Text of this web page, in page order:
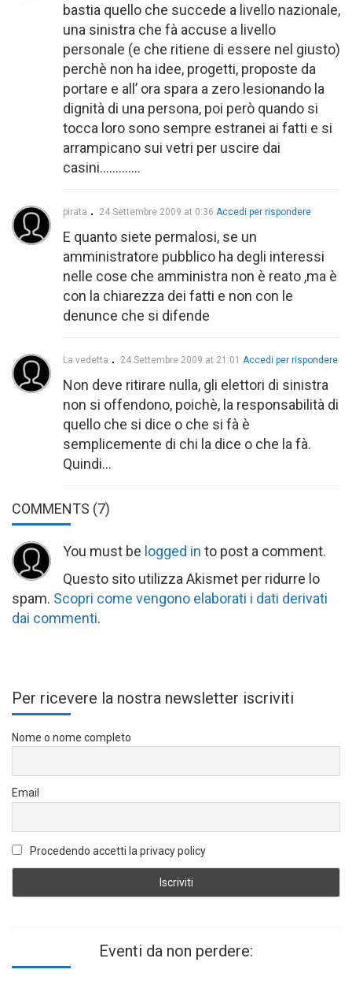
bastia quello che succede a livello nazionale,
una sinistra che fà accuse a livello
personale (e che ritiene di essere nel giusto)
perchè non ha idee, progetti, proposte da
portare e all’ ora spara a zero lesionando la
dignità di una persona, poi però quando si
tocca loro sono sempre estranei ai fatti e si
arrampicano sui vetri per uscire dai
casini………….
pirata 24 Settembre 2009 at 0:36 Accedi per rispondere
E quanto siete permalosi, se un
amministratore pubblico ha degli interessi
nelle cose che amministra non è reato ,ma è
con la chiarezza dei fatti e non con le
denunce che si difende
La vedetta 24 Settembre 2009 at 21:01 Accedi per rispondere
Non deve ritirare nulla, gli elettori di sinistra
non si offendono, poichè, la responsabilità di
quello che si dice o che si fà è
semplicemente di chi la dice o che la fà.
Quindi…
COMMENTS (7)
You must be logged in to post a comment.
Questo sito utilizza Akismet per ridurre lo
spam. Scopri come vengono elaborati i dati derivati
dai commenti.
Per ricevere la nostra newsletter iscriviti
Nome o nome completo
Email
Procedendo accetti la privacy policy
Eventi da non perdere: